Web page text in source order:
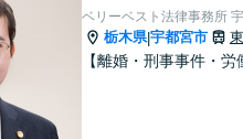
ベリーベスト法律事務所
栃木県|宇都宮市
【離婚・刑事事件・